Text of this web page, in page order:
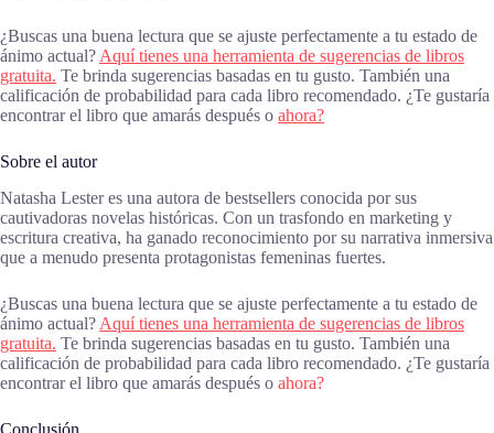
¿Buscas una buena lectura que se ajuste perfectamente a tu estado de
ánimo actual? Aquí tienes una herramienta de sugerencias de libros
gratuita. Te brinda sugerencias basadas en tu gusto. También una
calificación de probabilidad para cada libro recomendado. ¿Te gustaría
encontrar el libro que amarás después o ahora?
Sobre el autor
Natasha Lester es una autora de bestsellers conocida por sus
cautivadoras novelas históricas. Con un trasfondo en marketing y
escritura creativa, ha ganado reconocimiento por su narrativa inmersiva
que a menudo presenta protagonistas femeninas fuertes.
¿Buscas una buena lectura que se ajuste perfectamente a tu estado de
ánimo actual? Aquí tienes una herramienta de sugerencias de libros
gratuita. Te brinda sugerencias basadas en tu gusto. También una
calificación de probabilidad para cada libro recomendado. ¿Te gustaría
encontrar el libro que amarás después o ahora?
Conclusión